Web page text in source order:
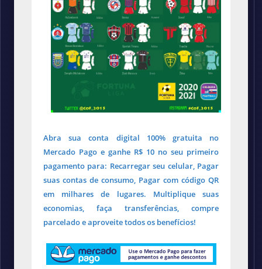
Abra sua conta digital 100% gratuita no
Mercado Pago e ganhe R$ 10 no seu primeiro
pagamento para: Recarregar seu celular, Pagar
suas contas de consumo, Pagar com código QR
em milhares de lugares. Multiplique suas
economias, faça transferências, compre
parcelado e aproveite todos os benefícios!